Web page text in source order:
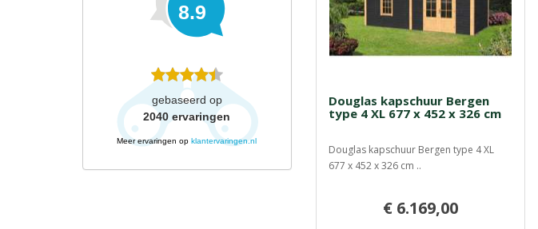
8.9
gebaseerd op
2040 ervaringen
Meer ervaringen opklantervaringen.nl
Douglas kapschuur Bergen
type 4 XL 677 x 452 x 326 cm
Douglas kapschuur Bergen type 4 XL
677 x 452 x 326 cm ..
€ 6.169,00